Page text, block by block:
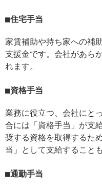
住宅手当
家賃補助や持ち家への補
支援金です。会社があら
れます。
資格手当
業務に役立つ、会社にと
合には「資格手当」が支
奨する資格を取得するた
当」として支給すること
通勤手当